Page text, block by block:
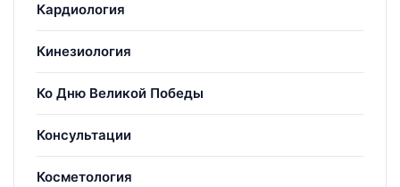
Кардиология
Кинезиология
Ко Дню Великой Победы
Консультации
Косметология